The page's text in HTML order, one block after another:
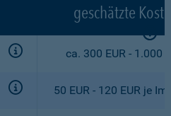
geschätzte
ca. 300 EUR - 1.000
50 EUR - 120 EUR je